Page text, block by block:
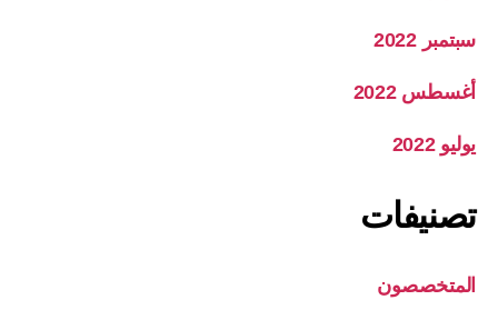
سبتمبر 2022
أغسطس 2022
يوليو 2022
تصنيفات
المتخصصون